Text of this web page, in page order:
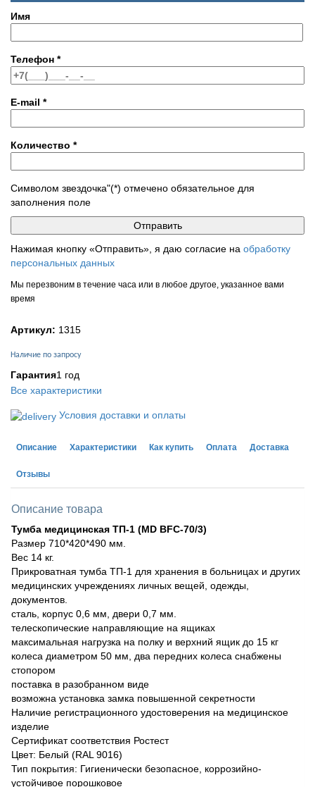
Имя
Телефон *
E-mail *
Количество *
Символом звездочка"(*) отмечено обязательное для
заполнения поле
Нажимая кнопку «Отправить», я даю согласие на обработку
персональных данных
Мы перезвоним в течение часа или в любое другое, указанное вами
время
Артикул: 1315
Наличие по запросу
Гарантия1 год
Все характеристики
Условия доставки и оплаты
Описание Характеристики Как купить Оплата Доставка
Отзывы
Описание товара
Тумба медицинская ТП-1 (MD BFC-70/3)
Размер 710*420*490 мм.
Вес 14 кг.
Прикроватная тумба ТП-1 для хранения в больницах и других
медицинских учреждениях личных вещей, одежды,
документов.
сталь, корпус 0,6 мм, двери 0,7 мм.
телескопические направляющие на ящиках
максимальная нагрузка на полку и верхний ящик до 15 кг
колеса диаметром 50 мм, два передних колеса снабжены
стопором
поставка в разобранном виде
возможна установка замка повышенной секретности
Наличие регистрационного удостоверения на медицинское
изделие
Сертификат соответствия Ростест
Цвет: Белый (RAL 9016)
Тип покрытия: Гигиенически безопасное, коррозийно-
устойчивое порошковое